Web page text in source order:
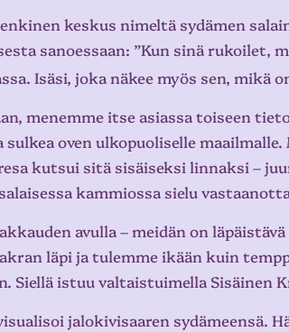
keskus nimeltä sydämen
sanoessaan: ”Kun sinä rukoilet,
Isäsi, joka näkee myös sen, mikä
menemme itse asiassa toiseen
sulkea oven ulkopuoliselle
kutsui sitä sisäiseksi linnaksi –
kammiossa sielu
avulla – meidän on
läpi ja tulemme ikään kuin
Siellä istuu valtaistuimella Sisäinen
jalokivisaaren sydämeensä.